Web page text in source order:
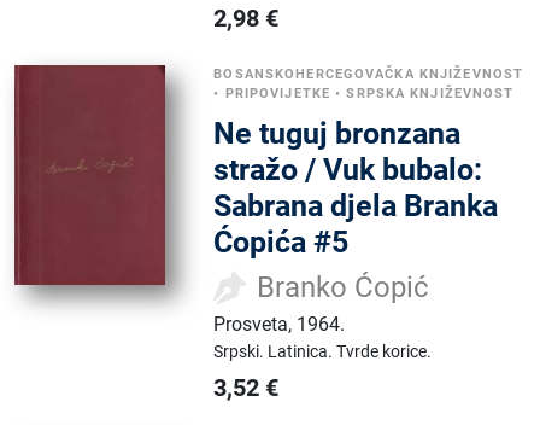
2,98 €
BOSANSKOHERCEGOVAČKA KNJIŽEVNOST
• PRIPOVIJETKE •SRPSKA KNJIŽEVNOST
Ne tuguj bronzana
stražo / Vuk bubalo:
Sabrana djela Branka
Ćopića #5
Branko Ćopić
Prosveta, 1964.
Srpski. Latinica.Tvrde korice.
3,52 €